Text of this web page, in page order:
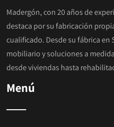
Madergón, con 20 años de
destaca por sufabricación
cualificado. Desde su fábrica en
mobiliario y soluciones a
desde viviendas hasta
Menú